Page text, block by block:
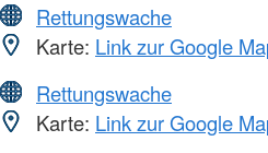
Rettungswache
Karte: Link zur Google
Rettungswache
Karte: Link zur Google